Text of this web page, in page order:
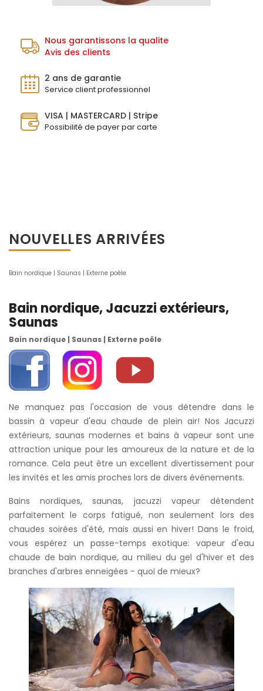
Nous garantissons la qualite
Avis des clients
2 ans de garantie
Service client professionnel
VISA | MASTERCARD | Stripe
Possibilité de payer par carte
NOUVELLES ARRIVÉES
Bain nordique | Saunas | Externe poêle
Bain nordique, Jacuzzi extérieurs,
Saunas
Bain nordique | Saunas | Externe poêle
Ne manquez pas l'occasion de vous détendre dans le
bassin à vapeur d'eau chaude de plein air! Nos Jacuzzi
extérieurs, saunas modernes et bains à vapeur sont une
attraction unique pour les amoureux de la nature et de la
romance. Cela peut être un excellent divertissement pour
les invités et les amis proches lors de divers événements.
Bains nordiques, saunas, jacuzzi vapeur détendent
parfaitement le corps fatigué, non seulement lors des
chaudes soirées d'été, mais aussi en hiver! Dans le froid,
vous espérez un passe-temps exotique: vapeur d'eau
chaude de bain nordique, au milieu du gel d'hiver et des
branches d'arbres enneigées - quoi de mieux?